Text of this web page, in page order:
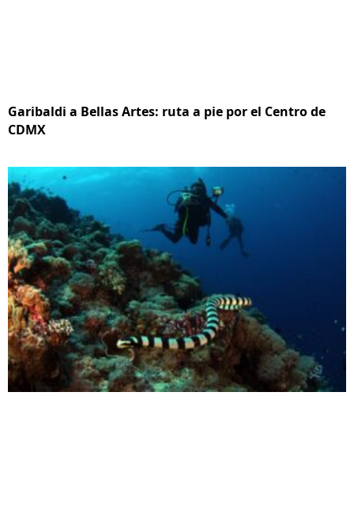
Garibaldi a Bellas Artes: ruta a pie por el Centro de
CDMX